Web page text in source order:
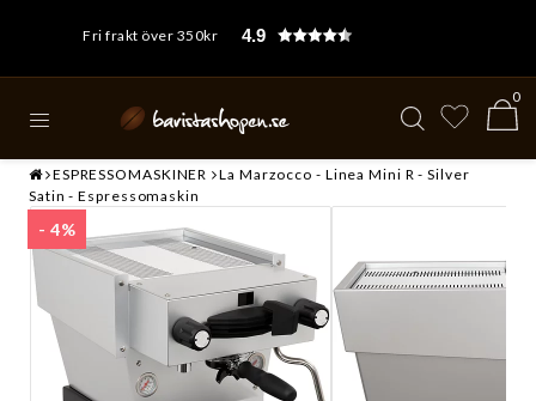
Fri frakt över 350kr 4.9
0
ESPRESSOMASKINER
La Marzocco - Linea Mini R - Silver
Satin - Espressomaskin
- 4%